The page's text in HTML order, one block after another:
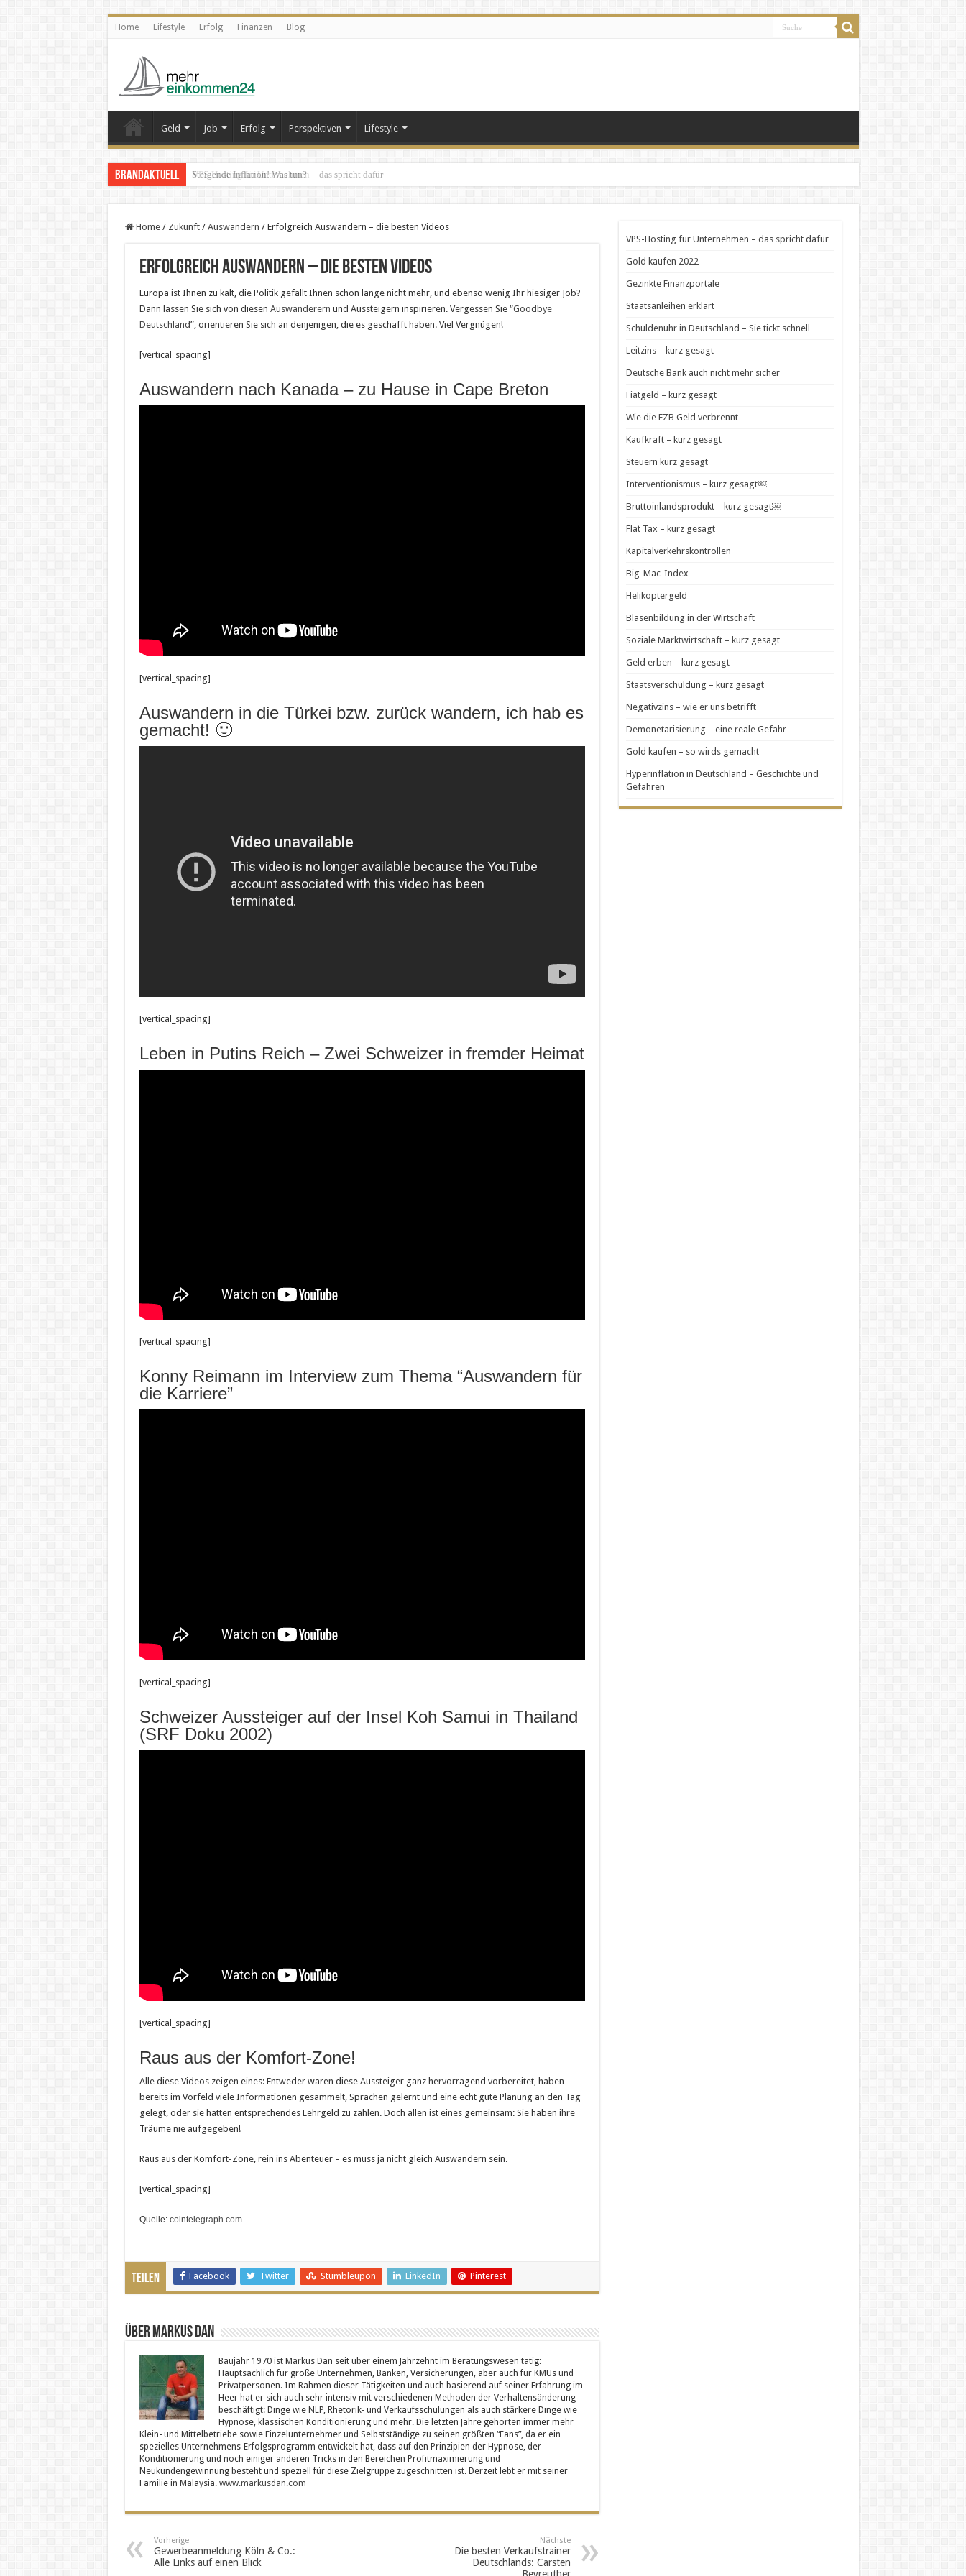
Home Lifestyle Erfolg Finanzen Blog
Geld Job Erfolg Perspektiven Lifestyle
Brandaktuell VPS-Hosting für Unternehmen – das spricht dafür
Home / Zukunft / Auswandern / Erfolgreich Auswandern – die besten Videos
Erfolgreich Auswandern – die besten Videos
Europa ist Ihnen zu kalt, die Politik gefällt Ihnen schon lange nicht mehr, und ebenso wenig Ihr hiesiger Job?
Dann lassen Sie sich von diesen Auswanderern und Aussteigern inspirieren. Vergessen Sie “Goodbye
Deutschland”, orientieren Sie sich an denjenigen, die es geschafft haben. Viel Vergnügen!
[vertical_spacing]
Auswandern nach Kanada – zu Hause in Cape Breton
[vertical_spacing]
Auswandern in die Türkei bzw. zurück wandern, ich hab es
gemacht! 🙂
[vertical_spacing]
Leben in Putins Reich – Zwei Schweizer in fremder Heimat
[vertical_spacing]
Konny Reimann im Interview zum Thema “Auswandern für
die Karriere”
[vertical_spacing]
Schweizer Aussteiger auf der Insel Koh Samui in Thailand
(SRF Doku 2002)
[vertical_spacing]
Raus aus der Komfort-Zone!
Alle diese Videos zeigen eines: Entweder waren diese Aussteiger ganz hervorragend vorbereitet, haben
bereits im Vorfeld viele Informationen gesammelt, Sprachen gelernt und eine echt gute Planung an den Tag
gelegt, oder sie hatten entsprechendes Lehrgeld zu zahlen. Doch allen ist eines gemeinsam: Sie haben ihre
Träume nie aufgegeben!
Raus aus der Komfort-Zone, rein ins Abenteuer – es muss ja nicht gleich Auswandern sein.
[vertical_spacing]
Quelle: cointelegraph.com
Teilen Facebook Twitter Stumbleupon LinkedIn Pinterest
Über Markus Dan
Baujahr 1970 ist Markus Dan seit über einem Jahrzehnt im Beratungswesen tätig:
Hauptsächlich für große Unternehmen, Banken, Versicherungen, aber auch für KMUs und
Privatpersonen. Im Rahmen dieser Tätigkeiten und auch basierend auf seiner Erfahrung im
Heer hat er sich auch sehr intensiv mit verschiedenen Methoden der Verhaltensänderung
beschäftigt: Dinge wie NLP, Rhetorik- und Verkaufsschulungen als auch stärkere Dinge wie
Hypnose, klassischen Konditionierung und mehr. Die letzten Jahre gehörten immer mehr
Klein- und Mittelbetriebe sowie Einzelunternehmer und Selbstständige zu seinen größten “Fans”, da er ein
spezielles Unternehmens-Erfolgsprogramm entwickelt hat, dass auf den Prinzipien der Hypnose, der
Konditionierung und noch einiger anderen Tricks in den Bereichen Profitmaximierung und
Neukundengewinnung besteht und speziell für diese Zielgruppe zugeschnitten ist. Derzeit lebt er mit seiner
Familie in Malaysia. www.markusdan.com
Vorherige
Gewerbeanmeldung Köln & Co.:
Alle Links auf einen Blick
Nächste
Die besten Verkaufstrainer
Deutschlands: Carsten
Beyreuther
VPS-Hosting für Unternehmen – das spricht dafür
Gold kaufen 2022
Gezinkte Finanzportale
Staatsanleihen erklärt
Schuldenuhr in Deutschland – Sie tickt schnell
Leitzins – kurz gesagt
Deutsche Bank auch nicht mehr sicher
Fiatgeld – kurz gesagt
Wie die EZB Geld verbrennt
Kaufkraft – kurz gesagt
Steuern kurz gesagt
Interventionismus – kurz gesagt￼
Bruttoinlandsprodukt – kurz gesagt￼
Flat Tax – kurz gesagt
Kapitalverkehrskontrollen
Big-Mac-Index
Helikoptergeld
Blasenbildung in der Wirtschaft
Soziale Marktwirtschaft – kurz gesagt
Geld erben – kurz gesagt
Staatsverschuldung – kurz gesagt
Negativzins – wie er uns betrifft
Demonetarisierung – eine reale Gefahr
Gold kaufen – so wirds gemacht
Hyperinflation in Deutschland – Geschichte und
Gefahren